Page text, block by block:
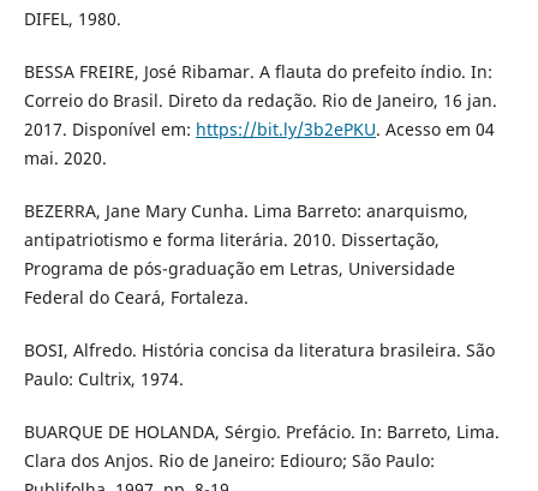
DIFEL, 1980.
BESSA FREIRE, José Ribamar. A flauta do prefeito índio. In:
Correio do Brasil. Direto da redação. Rio de Janeiro, 16 jan.
2017. Disponível em: https://bit.ly/3b2ePKU. Acesso em 04
mai. 2020.
BEZERRA, Jane Mary Cunha. Lima Barreto: anarquismo,
antipatriotismo e forma literária. 2010. Dissertação,
Programa de pós-graduação em Letras, Universidade
Federal do Ceará, Fortaleza.
BOSI, Alfredo. História concisa da literatura brasileira. São
Paulo: Cultrix, 1974.
BUARQUE DE HOLANDA, Sérgio. Prefácio. In: Barreto, Lima.
Clara dos Anjos. Rio de Janeiro: Ediouro; São Paulo: